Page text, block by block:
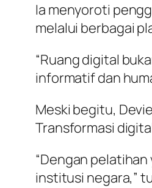
Ia menyoroti
melalui berbagai
“Ruang digital
informatif dan
Meski begitu,
Transformasi
“Dengan
institusi negara,”